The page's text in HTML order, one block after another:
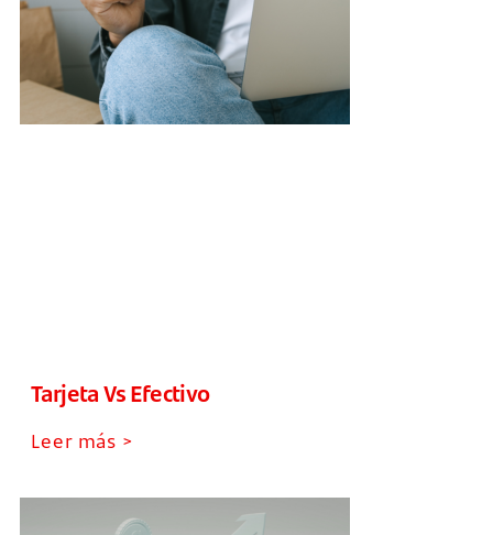
Tarjeta Vs Efectivo
Leer más >